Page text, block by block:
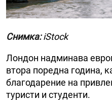
Снимка:iStock
Лондон надминава
втора поредна година,
благодарение на
туристи и студенти.